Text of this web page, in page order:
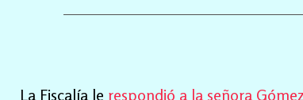
La Fiscalía le respondió a la señora Gómez